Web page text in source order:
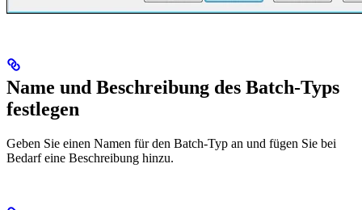
Name und Beschreibung des Batch-Typs
festlegen
Geben Sie einen Namen für den Batch-Typ an und fügen Sie bei
Bedarf eine Beschreibung hinzu.